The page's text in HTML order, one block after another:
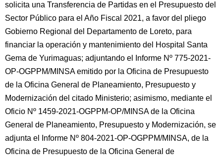
solicita una Transferencia de Partidas en el Presupuesto del
Sector Público para el Año Fiscal 2021, a favor del pliego
Gobierno Regional del Departamento de Loreto, para
financiar la operación y mantenimiento del Hospital Santa
Gema de Yurimaguas; adjuntando el Informe Nº 775-2021-
OP-OGPPM/MINSA emitido por la Oficina de Presupuesto
de la Oficina General de Planeamiento, Presupuesto y
Modernización del citado Ministerio; asimismo, mediante el
Oficio Nº 1459-2021-OGPPM-OP/MINSA de la Oficina
General de Planeamiento, Presupuesto y Modernización, se
adjunta el Informe Nº 804-2021-OP-OGPPM/MINSA, de la
Oficina de Presupuesto de la Oficina General de